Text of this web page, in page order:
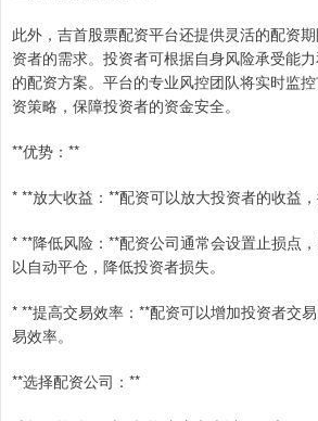
此外，吉首股票配资平台还提供灵活的配资
资者的需求。投资者可根据自身风险承受能
的配资方案。平台的专业风控团队将实时监
资策略，保障投资者的资金安全。
**优势：**
* **放大收益：**配资可以放大投资者的收益，
* **降低风险：**配资公司通常会设置止损点
以自动平仓，降低投资者损失。
* **提高交易效率：**配资可以增加投资者交
易效率。
**选择配资公司：**